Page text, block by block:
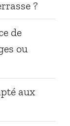
?
de
ou
aux